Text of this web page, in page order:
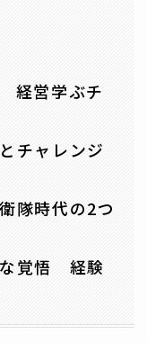
経営学ぶチ
チャレンジ
隊時代の2つ
な覚悟 経験